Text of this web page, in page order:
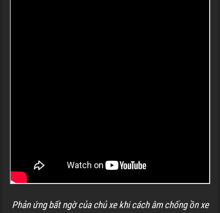
Phản ứng bất ngờ của chủ xe khi cách âm chống ồn xe